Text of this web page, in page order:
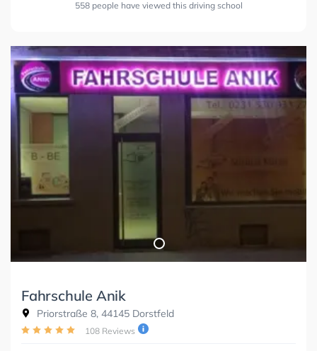
558 people have viewed this driving school
Fahrschule Anik
Priorstraße 8, 44145 Dorstfeld
108 Reviews